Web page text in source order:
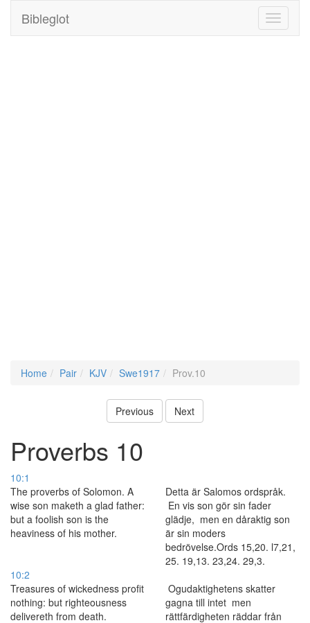
Toggle
Bibleglot
Home Pair KJV Swe1917 Prov.10
Previous Next
Proverbs 10
10:1
The proverbs of Solomon. A
wise son maketh a glad father:
but a foolish son is the
heaviness of his mother.
Detta är Salomos ordspråk.
En vis son gör sin fader
glädje, men en dåraktig son
är sin moders
bedrövelse.Ords 15,20. l7,21,
25. 19,13. 23,24. 29,3.
10:2
Treasures of wickedness profit
nothing: but righteousness
delivereth from death.
Ogudaktighetens skatter
gagna till intet men
rättfärdigheten räddar från